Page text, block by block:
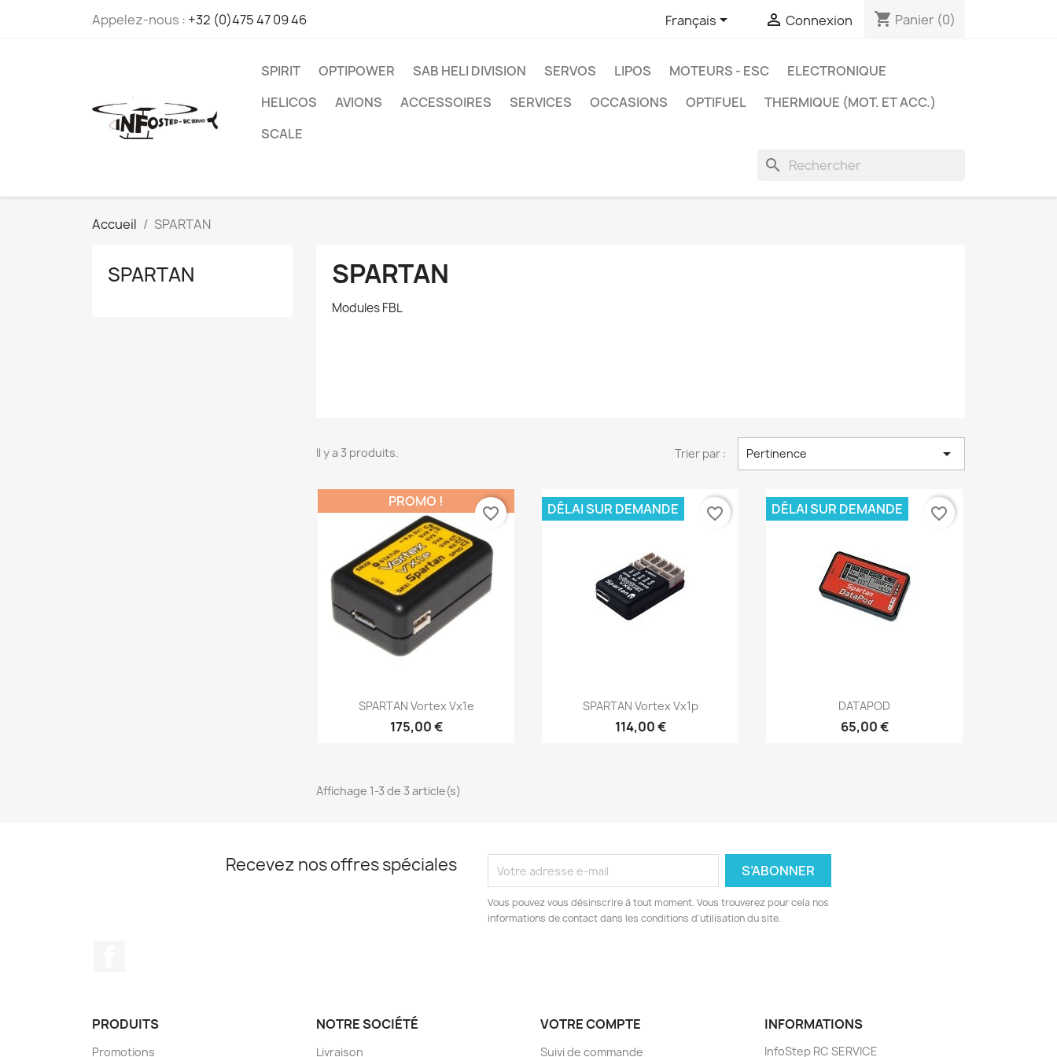
Appelez-nous : +32 (0)475 47 09 46 Français  Connexion shopping_cart Panier (0)
SPIRIT OPTIPOWER SAB HELI DIVISION SERVOS LIPOS MOTEURS - ESC
ELECTRONIQUE
HELICOS
AVIONS ACCESSOIRES SERVICES OCCASIONS OPTIFUEL
THERMIQUE (MOT. ET ACC.)
SCALE
search
Accueil SPARTAN
SPARTAN SPARTAN
Modules FBL
Il y a 3 produits. Trier par : Pertinence 
Aperçu rapide
SPARTAN Vortex Vx1e
175,00 €
PROMO !
favorite_border
Aperçu rapide
SPARTAN Vortex Vx1p
114,00 €
DÉLAI SUR DEMANDE favorite_border
Aperçu rapide
DATAPOD
65,00 €
DÉLAI SUR DEMANDE favorite_border
Affichage 1-3 de 3 article(s)
Recevez nos offres spéciales
Vous pouvez vous désinscrire à tout moment. Vous trouverez pour cela nos
informations de contact dans les conditions d'utilisation du site.
PRODUITS
Promotions
NOTRE SOCIÉTÉ
Livraison
VOTRE COMPTE
Suivi de commande
INFORMATIONS
InfoStep RC SERVICE